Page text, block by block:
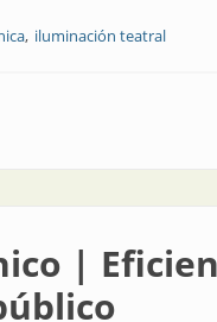
iluminación teatral
libros sobre iluminación
|